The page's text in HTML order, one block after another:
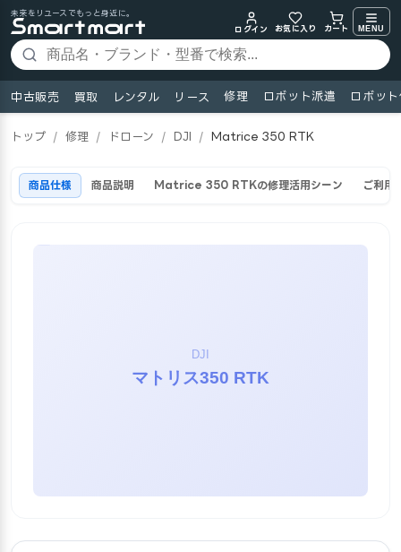
未来をリユースでもっと身近に。
ログイン
お気に入り カート MENU
中古販売 買取 レンタル リース 修理 ロボット派遣 ロボッ
トップ / 修理 / ドローン / DJI / Matrice 350 RTK
商品仕様 商品説明 Matrice 350 RTKの修理活用シーン ご利用